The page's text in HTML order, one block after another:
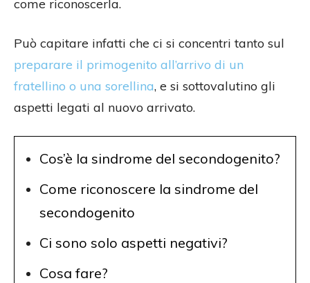
come riconoscerla.
Può capitare infatti che ci si concentri tanto sul
preparare il primogenito all’arrivo di un
fratellino o una sorellina, e si sottovalutino gli
aspetti legati al nuovo arrivato.
Cos’è la sindrome del secondogenito?
Come riconoscere la sindrome del
secondogenito
Ci sono solo aspetti negativi?
Cosa fare?